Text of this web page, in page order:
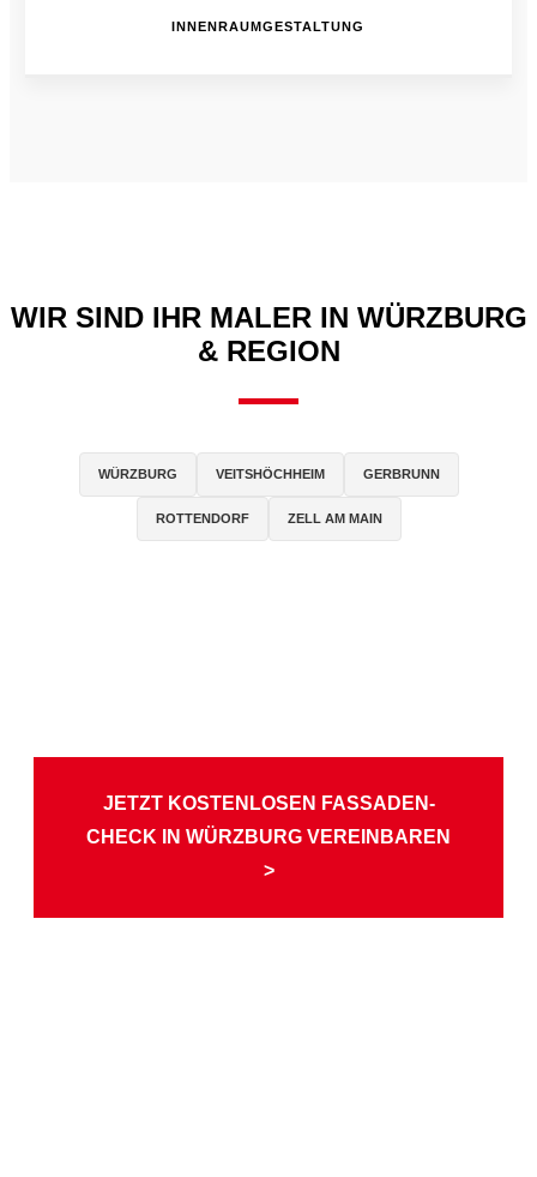
INNENRAUMGESTALTUNG
WIR SIND IHR MALER IN WÜRZBURG
& REGION
WÜRZBURG VEITSHÖCHHEIM GERBRUNN
ROTTENDORF ZELL AM MAIN
JETZT KOSTENLOSEN FASSADEN-
CHECK IN WÜRZBURG VEREINBAREN
>